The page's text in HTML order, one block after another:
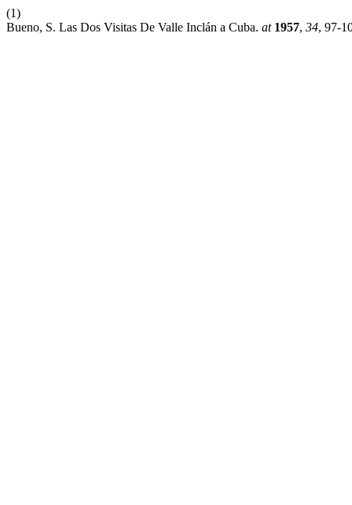
(1)
Bueno, S. Las Dos Visitas De Valle Inclán a Cuba. at 1957, 34, 97-